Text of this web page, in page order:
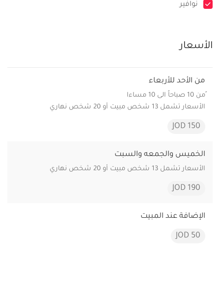
نوافير
الأسعار
من الأحد للأربعاء
ًمن 10 صباحاً الى 10 مساءا
الأسعار تشمل 13 شخص مبيت أو 20 شخص نهاري
150 JOD
الخميس والجمعه والسبت
الأسعار تشمل 13 شخص مبيت أو 20 شخص نهاري
190 JOD
الإضافة عند المبيت
50 JOD